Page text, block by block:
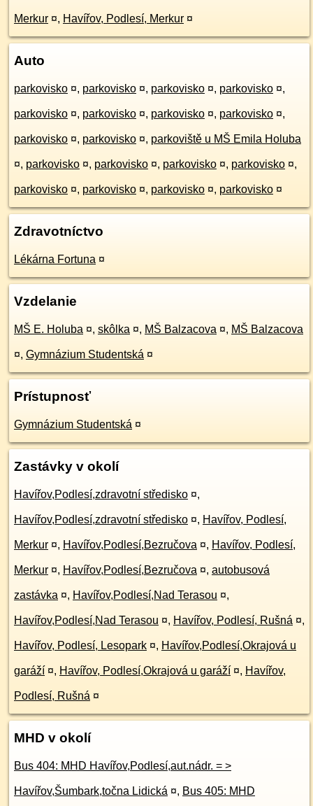
Merkur ¤, Havířov, Podlesí, Merkur ¤
Auto
parkovisko ¤, parkovisko ¤, parkovisko ¤, parkovisko ¤,
parkovisko ¤, parkovisko ¤, parkovisko ¤, parkovisko ¤,
parkovisko ¤, parkovisko ¤, parkoviště u MŠ Emila Holuba
¤, parkovisko ¤, parkovisko ¤, parkovisko ¤, parkovisko ¤,
parkovisko ¤, parkovisko ¤, parkovisko ¤, parkovisko ¤
Zdravotníctvo
Lékárna Fortuna ¤
Vzdelanie
MŠ E. Holuba ¤, skôlka ¤, MŠ Balzacova ¤, MŠ Balzacova
¤, Gymnázium Studentská ¤
Prístupnosť
Gymnázium Studentská ¤
Zastávky v okolí
Havířov,Podlesí,zdravotní středisko ¤,
Havířov,Podlesí,zdravotní středisko ¤, Havířov, Podlesí,
Merkur ¤, Havířov,Podlesí,Bezručova ¤, Havířov, Podlesí,
Merkur ¤, Havířov,Podlesí,Bezručova ¤, autobusová
zastávka ¤, Havířov,Podlesí,Nad Terasou ¤,
Havířov,Podlesí,Nad Terasou ¤, Havířov, Podlesí, Rušná ¤,
Havířov, Podlesí, Lesopark ¤, Havířov,Podlesí,Okrajová u
garáží ¤, Havířov, Podlesí,Okrajová u garáží ¤, Havířov,
Podlesí, Rušná ¤
MHD v okolí
Bus 404: MHD Havířov,Podlesí,aut.nádr. = >
Havířov,Šumbark,točna Lidická ¤, Bus 405: MHD